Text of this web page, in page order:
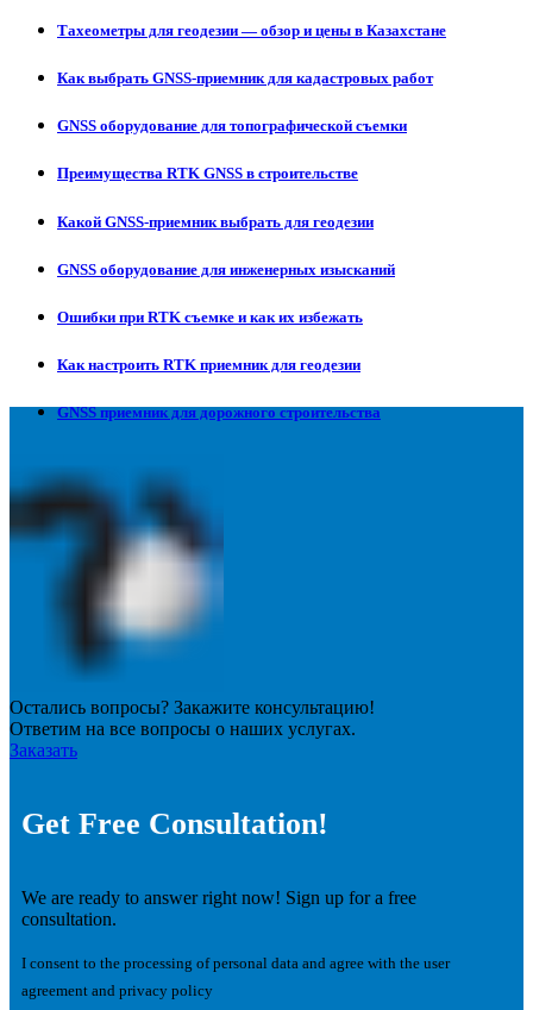
Тахеометры для геодезии — обзор и цены в Казахстане
Как выбрать GNSS-приемник для кадастровых работ
GNSS оборудование для топографической съемки
Преимущества RTK GNSS в строительстве
Какой GNSS-приемник выбрать для геодезии
GNSS оборудование для инженерных изысканий
Ошибки при RTK съемке и как их избежать
Как настроить RTK приемник для геодезии
GNSS приемник для дорожного строительства
Остались вопросы? Закажите консультацию!
Ответим на все вопросы о наших услугах.
Заказать
Get Free Consultation!
We are ready to answer right now! Sign up for a free
consultation.
I consent to the processing of personal data and agree with the user
agreement and privacy policy